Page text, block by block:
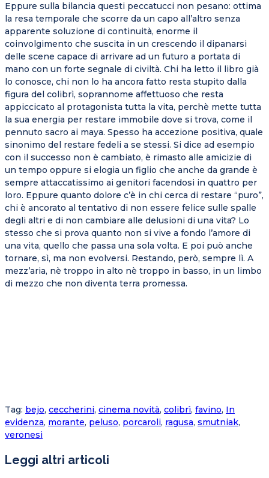
Eppure sulla bilancia questi peccatucci non pesano: ottima
la resa temporale che scorre da un capo all’altro senza
apparente soluzione di continuità, enorme il
coinvolgimento che suscita in un crescendo il dipanarsi
delle scene capace di arrivare ad un futuro a portata di
mano con un forte segnale di civiltà. Chi ha letto il libro già
lo conosce, chi non lo ha ancora fatto resta stupito dalla
figura del colibrì, soprannome affettuoso che resta
appiccicato al protagonista tutta la vita, perchè mette tutta
la sua energia per restare immobile dove si trova, come il
pennuto sacro ai maya. Spesso ha accezione positiva, quale
sinonimo del restare fedeli a se stessi. Si dice ad esempio
con il successo non è cambiato, è rimasto alle amicizie di
un tempo oppure si elogia un figlio che anche da grande è
sempre attaccatissimo ai genitori facendosi in quattro per
loro. Eppure quanto dolore c’è in chi cerca di restare “puro”,
chi è ancorato al tentativo di non essere felice sulle spalle
degli altri e di non cambiare alle delusioni di una vita? Lo
stesso che si prova quanto non si vive a fondo l’amore di
una vita, quello che passa una sola volta. E poi può anche
tornare, sì, ma non evolversi. Restando, però, sempre lì. A
mezz’aria, nè troppo in alto nè troppo in basso, in un limbo
di mezzo che non diventa terra promessa.
Tag: bejo, ceccherini, cinema novità, colibrì, favino, In
evidenza, morante, peluso, porcaroli, ragusa, smutniak,
veronesi
Leggi altri articoli